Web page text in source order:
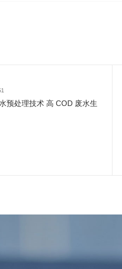
预处理技术 高 COD 废水生